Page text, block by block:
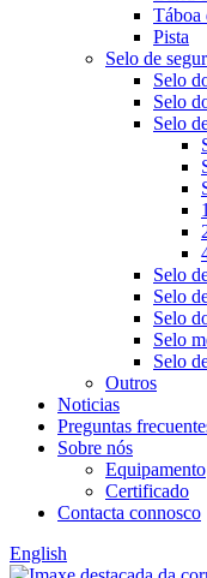
Táboa
Pista
Selo de
Selo
Selo
Selo
Selo
Selo
Selo
Selo
Selo
Outros
Noticias
Preguntas
Sobre nós
Equipamento
Certificado
Contacta connosco
English